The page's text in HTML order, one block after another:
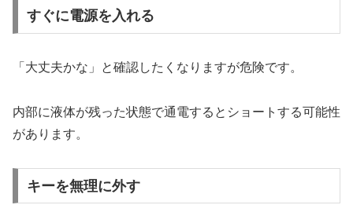
すぐに電源を入れる
「大丈夫かな」と確認したくなりますが危険です。
内部に液体が残った状態で通電するとショートする可能性
があります。
キーを無理に外す